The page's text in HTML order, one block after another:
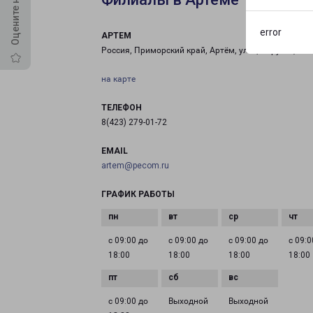
error
АРТЕМ
Россия, Приморский край, Артём, улица Фрунзе, 21с8
на карте
ТЕЛЕФОН
8(423) 279-01-72
EMAIL
artem@pecom.ru
ГРАФИК РАБОТЫ
с 09:00 до
18:00
с 09:00 до
18:00
с 09:00 до
18:00
с
18:00
с 09:00 до
Выходной Выходной